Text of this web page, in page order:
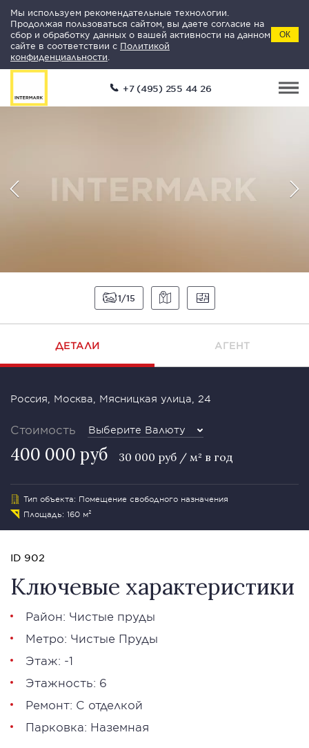
Мы используем рекомендательные технологии.
Продолжая пользоваться сайтом, вы даете согласие на
сбор и обработку данных о вашей активности на данном
сайте в соответствии с Политикой
конфиденциальности
ОК
+7 (495) 255 44 26
1 15
ДЕТАЛИ АГЕНТ
Россия, Москва, Мясницкая улица, 24
Стоимость Выберите Валюту
400 000 руб 30 000 руб / м² в год
Тип объекта: Помещение свободного назначения
Площадь: 160 м²
ID 902
Ключевые характеристики
Район: Чистые пруды
Метро: Чистые Пруды
Этаж: -1
Этажность: 6
Ремонт: С отделкой
Парковка: Наземная